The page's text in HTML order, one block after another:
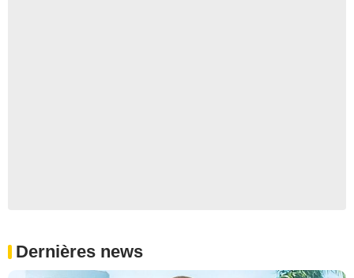
Dernières news